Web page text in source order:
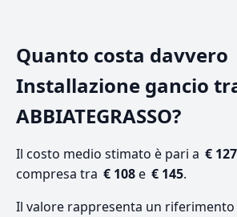
Quanto costa davvero
Installazione gancio
ABBIATEGRASSO?
Il costo medio stimato è pari a € 127
compresa tra € 108e € 145.
Il valore rappresenta un